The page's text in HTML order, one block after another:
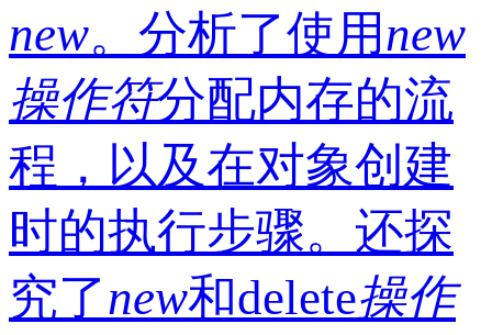
new。分析了使用new
操作符分配内存的流
程，以及在对象创建
时的执行步骤。还探
究了new和delete操作